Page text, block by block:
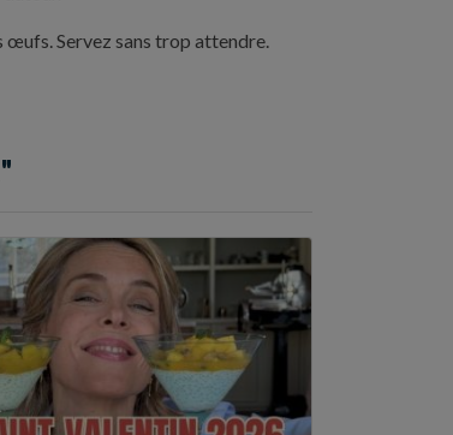
Servez sans trop attendre.